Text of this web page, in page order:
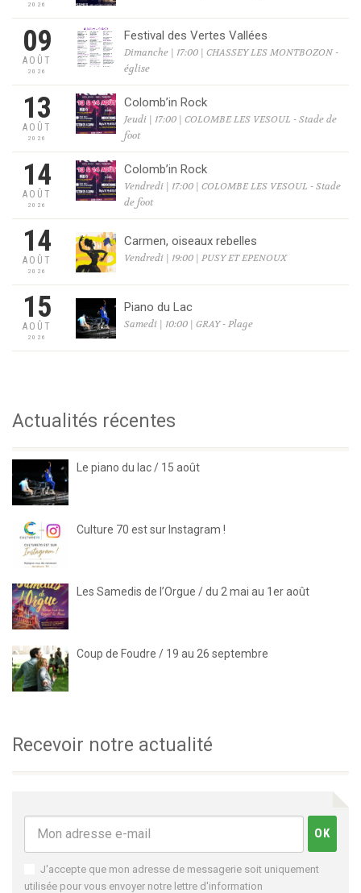
2026
09
AOÛT
2026
Festival des Vertes Vallées
Dimanche | 17:00 | CHASSEY LES MONTBOZON -
église
13
AOÛT
2026
Colomb’in Rock
Jeudi | 17:00 | COLOMBE LES VESOUL - Stade de
foot
14
AOÛT
2026
Colomb’in Rock
Vendredi | 17:00 | COLOMBE LES VESOUL - Stade
de foot
14
AOÛT
2026
Carmen, oiseaux rebelles
Vendredi | 19:00 | PUSY ET EPENOUX
15
AOÛT
2026
Piano du Lac
Samedi | 10:00 | GRAY - Plage
Actualités récentes
Le piano du lac / 15 août
Culture 70 est sur Instagram !
Les Samedis de l’Orgue / du 2 mai au 1er août
Coup de Foudre / 19 au 26 septembre
Recevoir notre actualité
J'accepte que mon adresse de messagerie soit uniquement
utilisée pour vous envoyer notre lettre d'information